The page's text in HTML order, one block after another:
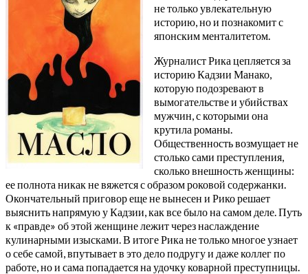
не только увлекательную
историю, но и познакомит с
японским менталитетом.
Журналист Рика цепляется за
историю Кадзии Манако,
которую подозревают в
вымогательстве и убийствах
мужчин, с которыми она
крутила романы.
Общественность возмущает не
столько сами преступления,
сколько внешность женщины:
ее полнота никак не вяжется с образом роковой содержанки.
Окончательный приговор еще не вынесен и Рико решает
выяснить напрямую у Кадзии, как все было на самом деле. Путь
к «правде» об этой женщине лежит через наслаждение
кулинарными изысками. В итоге Рика не только многое узнает
о себе самой, впутывает в это дело подругу и даже коллег по
работе, но и сама попадается на удочку коварной преступницы.